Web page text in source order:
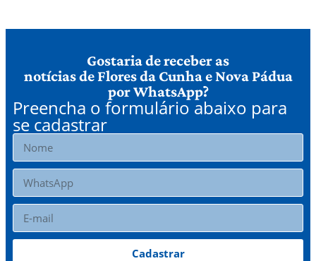
Gostaria de receber as
notícias de Flores da Cunha e Nova Pádua
por WhatsApp?
Preencha o formulário abaixo para
se cadastrar
Cadastrar